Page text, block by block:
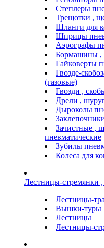
Степлеры
Трещотки ,
Шланги для
Шприцы
Аэрографы
Бормашины ,
Гайковерты
Гвозде-
(газовые)
Гвозди ,
Дрели ,
Дыроколы
Зачистные ,
пневматические
Зубилы
Колеса для
Лестницы-стремянки
Лестницы-
Вышки-туры
Лестницы
Лестницы-